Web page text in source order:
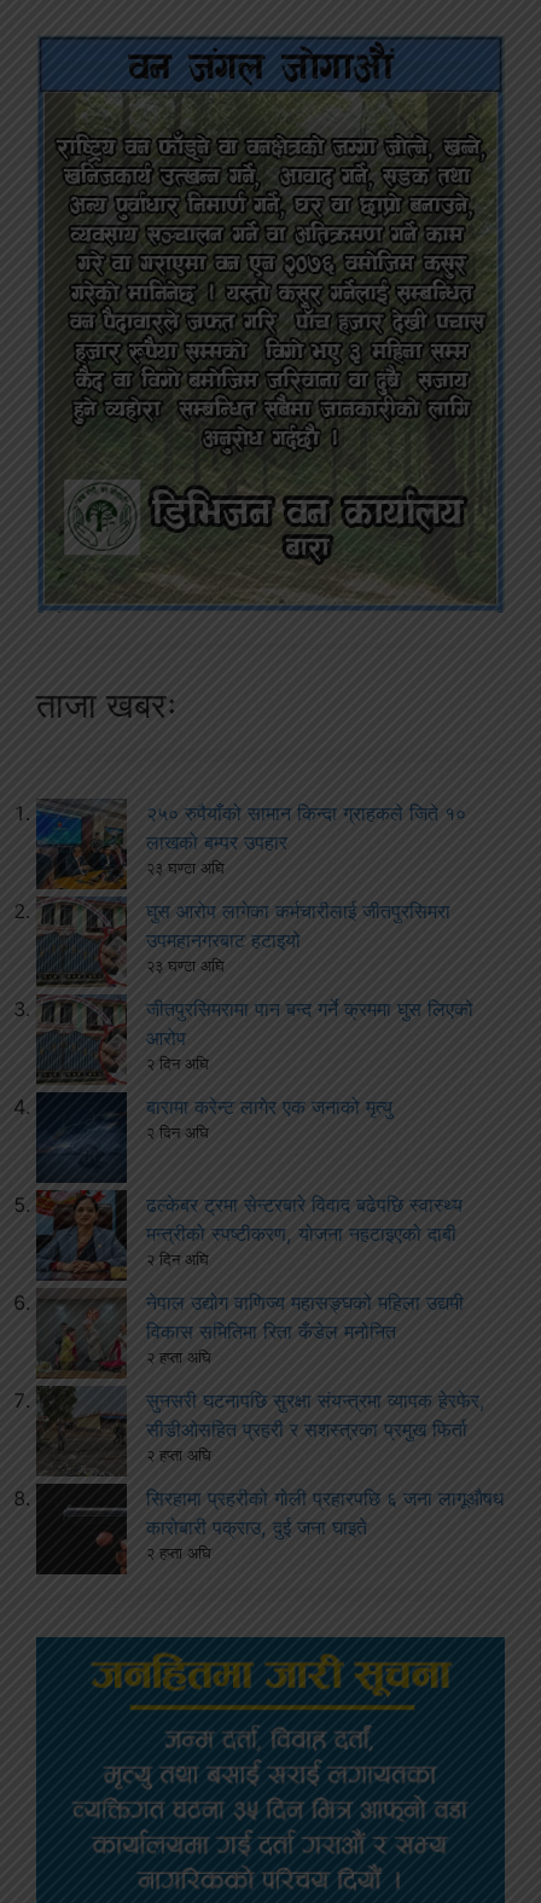
ताजा खबरः
२५० रुपैयाँको सामान किन्दा ग्राहकले जिते १०
लाखको बम्पर उपहार
२३ घण्टा अघि
घुस आरोप लागेका कर्मचारीलाई जीतपुरसिमरा
उपमहानगरबाट हटाइयो
२३ घण्टा अघि
जीतपुरसिमरामा पान बन्द गर्ने क्रममा घुस लिएको
आरोप
२ दिन अघि
बारामा करेन्ट लागेर एक जनाको मृत्यु
२ दिन अघि
ढल्केबर ट्रमा सेन्टरबारे विवाद बढेपछि स्वास्थ्य
मन्त्रीको स्पष्टीकरण, योजना नहटाइएको दाबी
२ दिन अघि
नेपाल उद्योग वाणिज्य महासङ्घको महिला उद्यमी
विकास समितिमा रिता कँडेल मनोनित
२ हप्ता अघि
सुनसरी घटनापछि सुरक्षा संयन्त्रमा व्यापक हेरफेर,
सीडीओसहित प्रहरी र सशस्त्रका प्रमुख फिर्ता
२ हप्ता अघि
सिरहामा प्रहरीको गोली प्रहारपछि ६ जना लागूऔषध
कारोबारी पक्राउ, दुई जना घाइते
२ हप्ता अघि